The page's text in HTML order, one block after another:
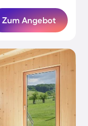
Zum Angebot